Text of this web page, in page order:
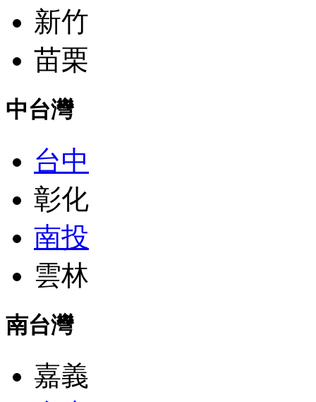
新竹
苗栗
中台灣
台中
彰化
南投
雲林
南台灣
嘉義